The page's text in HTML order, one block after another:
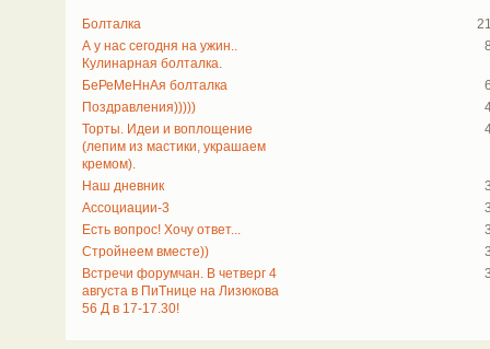
Болталка
А у нас сегодня на ужин..
Кулинарная болталка.
БеРеМеНнАя болталка
Поздравления)))))
Торты. Идеи и воплощение
(лепим из мастики, украшаем
кремом).
Наш дневник
Ассоциации-3
Есть вопрос! Хочу ответ...
Стройнеем вместе))
Встречи форумчан. В четверг 4
августа в ПиТнице на Лизюкова
56 Д в 17-17.30!